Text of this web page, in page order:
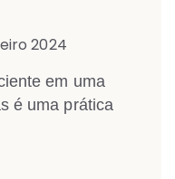
2024
em uma
é uma prática